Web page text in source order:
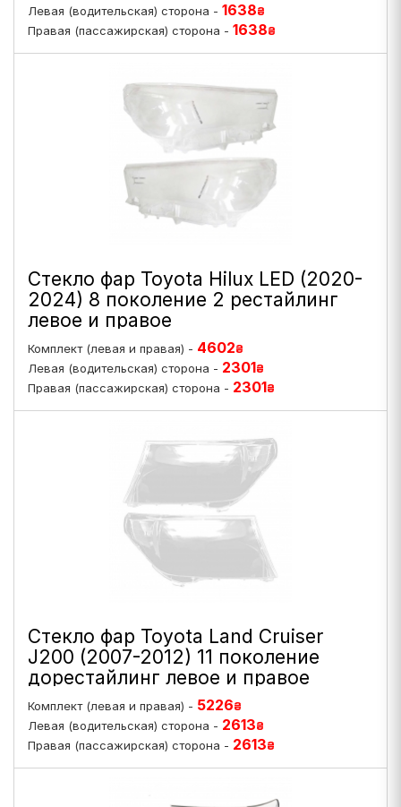
Левая (водительская) сторона - 1638₴
Правая (пассажирская) сторона - 1638₴
Стекло фар Toyota Hilux LED (2020-
2024) 8 поколение 2 рестайлинг
левое и правое
Комплект (левая и правая) - 4602₴
Левая (водительская) сторона - 2301₴
Правая (пассажирская) сторона - 2301₴
Стекло фар Toyota Land Cruiser
J200 (2007-2012) 11 поколение
дорестайлинг левое и правое
Комплект (левая и правая) - 5226₴
Левая (водительская) сторона - 2613₴
Правая (пассажирская) сторона - 2613₴